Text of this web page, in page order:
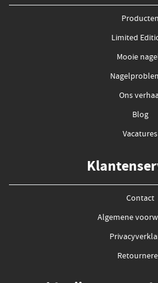
Producten
Limited
Mooie
Ons
Blog
Vacatures
Contact
Algemene